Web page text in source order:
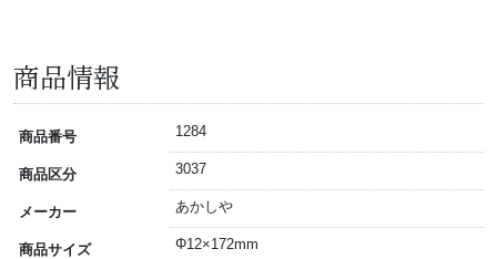
商品情報
商品番号 1284
商品区分 3037
メーカー あかしや
商品サイズ Φ12×172mm